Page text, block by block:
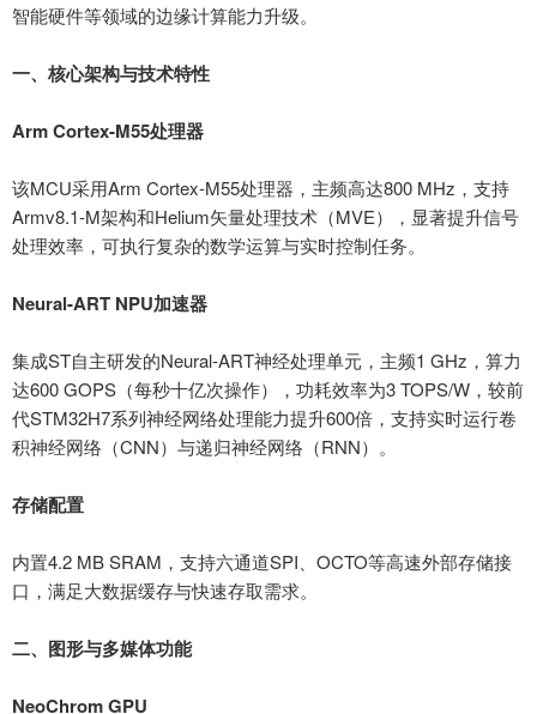
智能硬件等领域的边缘计算能力升级。
一、核心架构与技术特性
‌Arm Cortex-M55处理器
该MCU采用Arm Cortex-M55处理器，主频高达800 MHz，支持
Armv8.1-M架构和Helium矢量处理技术（MVE），显著提升信号
处理效率，可执行复杂的数学运算与实时控制任务。
‌Neural-ART NPU加速器
集成ST自主研发的Neural-ART神经处理单元，主频1 GHz，算力
达600 GOPS（每秒十亿次操作），功耗效率为3 TOPS/W，较前
代STM32H7系列神经网络处理能力提升600倍，支持实时运行卷
积神经网络（CNN）与递归神经网络（RNN）。
‌存储配置
内置4.2 MB SRAM，支持六通道SPI、OCTO等高速外部存储接
口，满足大数据缓存与快速存取需求。
二、图形与多媒体功能
‌NeoChrom GPU